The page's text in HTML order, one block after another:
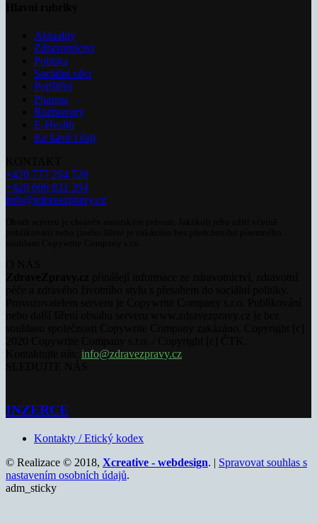
Aktuality
Zdravotnictví
Politika
Sociální věci
Pojištění
Pharma
Rozhovory
E-Health
Ke kávě i čaji
+420 777 264 528
+420 606 831 394
info@zdravezpravy.cz
info@zdravezpravy.cz
INZERCE
Kontakty / Etický kodex
© Realizace © 2018, Xcreative - webdesign. | Spravovat souhlas s
nastavením osobních údajů.
adm_sticky